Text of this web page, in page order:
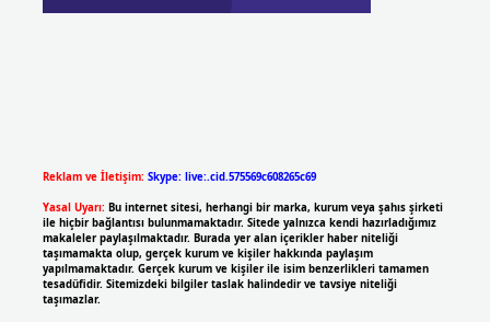
Reklam ve İletişim: Skype: live:.cid.575569c608265c69
Yasal Uyarı: Bu internet sitesi, herhangi bir marka, kurum veya şahıs şirketi
ile hiçbir bağlantısı bulunmamaktadır. Sitede yalnızca kendi hazırladığımız
makaleler paylaşılmaktadır. Burada yer alan içerikler haber niteliği
taşımamakta olup, gerçek kurum ve kişiler hakkında paylaşım
yapılmamaktadır. Gerçek kurum ve kişiler ile isim benzerlikleri tamamen
tesadüfidir. Sitemizdeki bilgiler taslak halindedir ve tavsiye niteliği
taşımazlar.